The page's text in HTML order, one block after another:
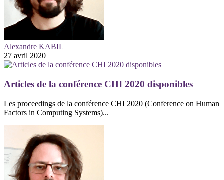
Alexandre KABIL
27 avril 2020
Articles de la conférence CHI 2020 disponibles
Les proceedings de la conférence CHI 2020 (Conference on Human
Factors in Computing Systems)...